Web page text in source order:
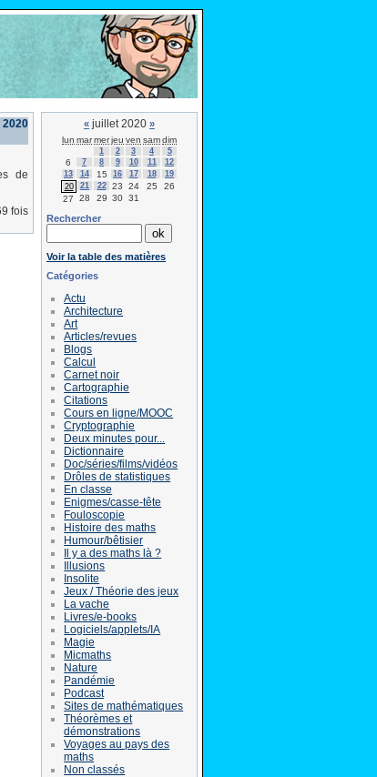
2020
de
fois
« juillet 2020 »
lun marmerjeu ven samdim
1 2 3 4 5
6 7 8 9 10 11
12
13
14 15 16 17 18
19
20
21 22 23 24 25
26
27
28 29 30 31
Rechercher
Voir la table des matières
Catégories
Actu
Architecture
Art
Articles/revues
Blogs
Calcul
Carnet noir
Cartographie
Citations
Cours en ligne/MOOC
Cryptographie
Deux minutes pour...
Dictionnaire
Doc/séries/films/vidéos
Drôles de statistiques
En classe
Enigmes/casse-tête
Fouloscopie
Histoire des maths
Humour/bêtisier
Il y a des maths là ?
Illusions
Insolite
Jeux / Théorie des jeux
La vache
Livres/e-books
Logiciels/applets/IA
Magie
Micmaths
Nature
Pandémie
Podcast
Sites de mathématiques
Théorèmes et
démonstrations
Voyages au pays des
maths
Non classés